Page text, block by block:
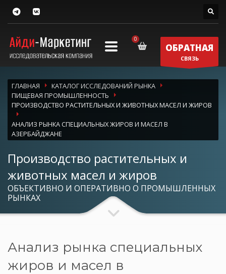
ОБРАТНАЯ
СВЯЗЬ
ГЛАВНАЯ
КАТАЛОГ ИССЛЕДОВАНИЙ РЫНКА
ПИЩЕВАЯ ПРОМЫШЛЕННОСТЬ
ПРОИЗВОДСТВО РАСТИТЕЛЬНЫХ И ЖИВОТНЫХ МАСЕЛ И ЖИРОВ
АНАЛИЗ РЫНКА СПЕЦИАЛЬНЫХ ЖИРОВ И МАСЕЛ В
АЗЕРБАЙДЖАНЕ
Производство растительных и
животных масел и жиров
ОБЪЕКТИВНО И ОПЕРАТИВНО О ПРОМЫШЛЕННЫХ
РЫНКАХ
Анализ рынка специальных
жиров и масел в